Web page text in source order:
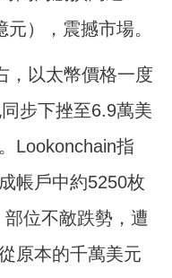
），震撼市場。
，以太幣價格一度
步下挫至6.9萬美
Lookonchain指
帳戶中約5250枚
位不敵跌勢，遭
原本的千萬美元